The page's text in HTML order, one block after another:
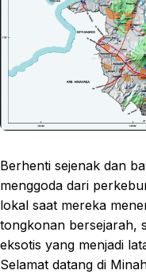
Berhenti sejenak dan
menggoda dari
lokal saat mereka
tongkonan bersejarah,
eksotis yang menjadi
Selamat datang di